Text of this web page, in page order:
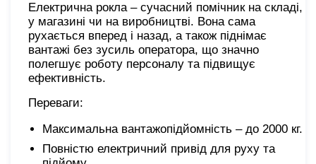
Електрична рокла – сучасний помічник на складі,
у магазині чи на виробництві. Вона сама
рухається вперед і назад, а також піднімає
вантажі без зусиль оператора, що значно
полегшує роботу персоналу та підвищує
ефективність.
Переваги:
Максимальна вантажопідйомність – до 2000 кг.
Повністю електричний привід для руху та